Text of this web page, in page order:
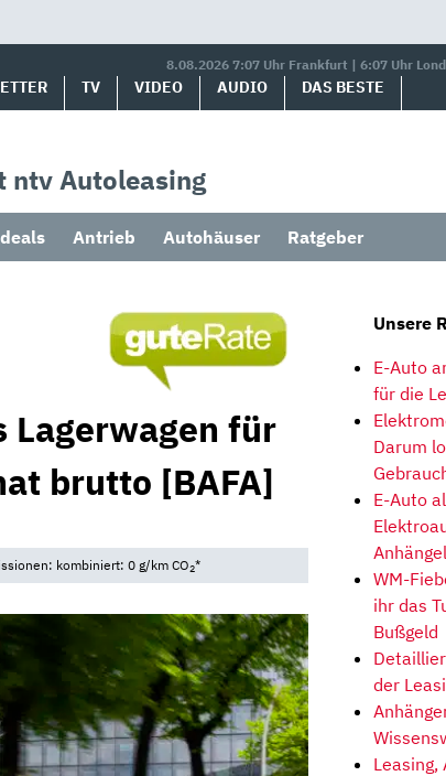
8.08.2026 7:07 Uhr Frankfurt | 6:07 Uhr
TV VIDEO AUDIO DAS BESTE
ntv Autoleasing
Antrieb Autohäuser Ratgeber
Lagerwagen für
brutto [BAFA]
kombiniert: 0 g/km CO2*
Unsere
E-Auto
für die
Darum
E-Auto
WM-
ihr das
Bußgeld
der
Leasing,